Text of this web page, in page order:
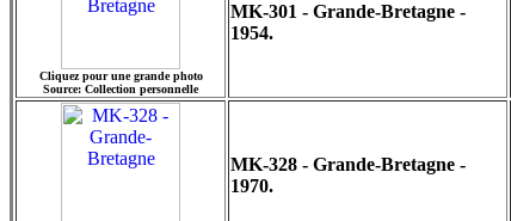
Cliquez pour une grande photo
Source: Collection personnelle
MK-301 - Grande-Bretagne -
1954.
MK-328 - Grande-Bretagne -
1970.